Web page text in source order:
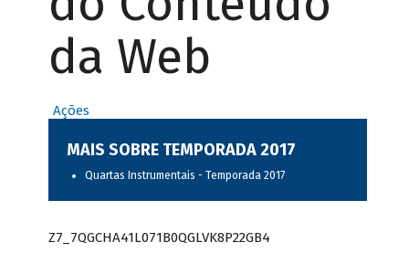
da Web
Ações
MAIS SOBRE TEMPORADA 2017
Quartas Instrumentais - Temporada 2017
Z7_7QGCHA41L071B0QGLVK8P22GB4